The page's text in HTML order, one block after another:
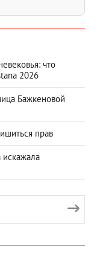
что
2026
Бажкеновой
прав
искажала